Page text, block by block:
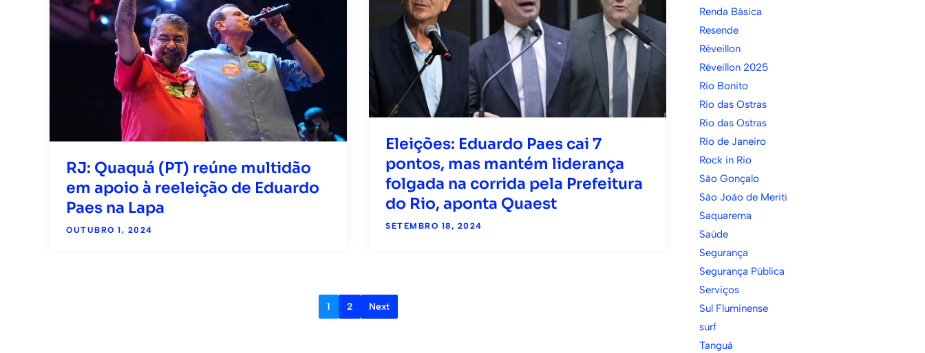
RJ: Quaquá (PT) reúne multidão
em apoio à reeleição de Eduardo
Paes na Lapa
OUTUBRO 1, 2024
Eleições: Eduardo Paes cai 7
pontos, mas mantém liderança
folgada na corrida pela Prefeitura
do Rio, aponta Quaest
SETEMBRO 18, 2024
1 2 Next
Renda Básica
Resende
Réveillon
Réveillon 2025
Rio Bonito
Rio das Ostras
Rio das Ostras
Rio de Janeiro
Rock in Rio
São Gonçalo
São João de Meriti
Saquarema
Saúde
Segurança
Segurança Pública
Serviços
Sul Fluminense
surf
Tanguá